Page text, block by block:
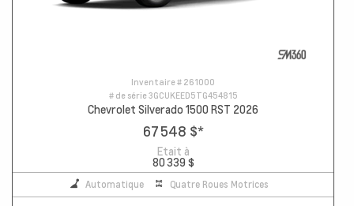
Inventaire # 261000
# de série3GCUKEED5TG454815
Chevrolet Silverado 1500 RST 2026
67 548 $*
Etait à
80 339 $
Automatique Quatre Roues Motrices